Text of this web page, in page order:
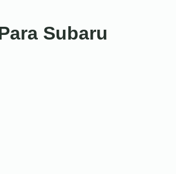
Subaru